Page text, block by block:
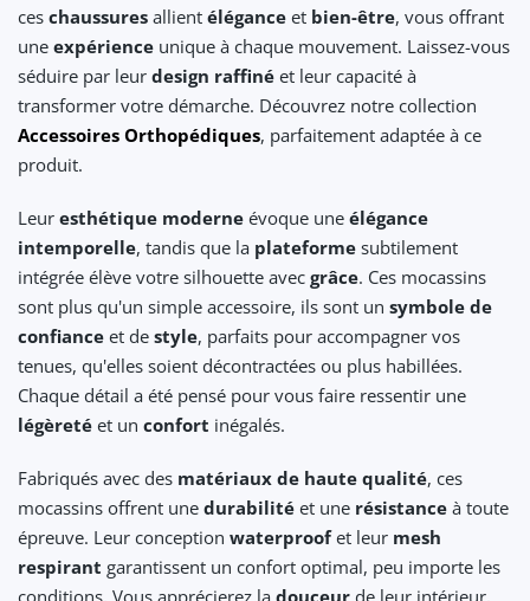
ces chaussures allient élégance et bien-être, vous offrant
une expérience unique à chaque mouvement. Laissez-vous
séduire par leur design raffiné et leur capacité à
transformer votre démarche. Découvrez notre collection
Accessoires Orthopédiques, parfaitement adaptée à ce
produit.
Leur esthétique moderne évoque une élégance
intemporelle, tandis que la plateforme subtilement
intégrée élève votre silhouette avec grâce. Ces mocassins
sont plus qu'un simple accessoire, ils sont un symbole de
confiance et de style, parfaits pour accompagner vos
tenues, qu'elles soient décontractées ou plus habillées.
Chaque détail a été pensé pour vous faire ressentir une
légèreté et un confort inégalés.
Fabriqués avec des matériaux de haute qualité, ces
mocassins offrent une durabilité et une résistance à toute
épreuve. Leur conception waterproofet leur mesh
respirant garantissent un confort optimal, peu importe les
conditions. Vous apprécierez la douceur de leur intérieur,